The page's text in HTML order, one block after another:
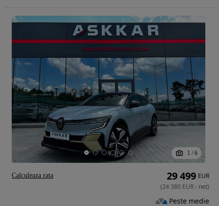
1 / 6
29 499 EUR
(24 380 EUR- net)
Peste medie
Calculeaza rata